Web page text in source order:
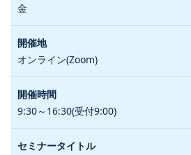
金
オンライン(Zoom)
9:30～16:30(受付9:00)